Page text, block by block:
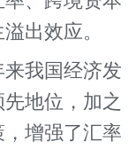
出效应。
我国经济发
地位，加之
增强了汇率